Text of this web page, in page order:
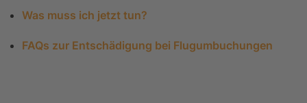
Was muss ich jetzt tun?
FAQs zur Entschädigung bei Flugumbuchungen